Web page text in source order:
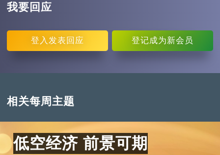
我要回应
登入 发表回应 登记成为新会员
相关每周主题
低空经济 前景可期